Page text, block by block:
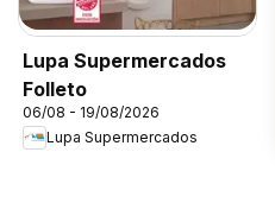
Lupa Supermercados
Folleto
06/08 - 19/08/2026
Lupa Supermercados